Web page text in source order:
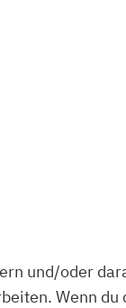
und/oder
Wenn